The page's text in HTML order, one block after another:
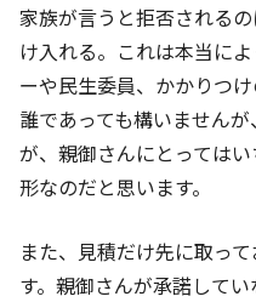
家族が言うと拒否される
け入れる。これは本当に
ーや民生委員、かかりつ
誰であっても構いません
が、親御さんにとっては
形なのだと思います。
また、見積だけ先に取っ
す。親御さんが承諾して